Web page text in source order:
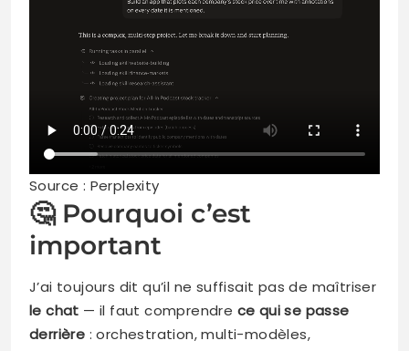
Source : Perplexity
🤔 Pourquoi c’est
important
J’ai toujours dit qu’il ne suffisait pas de maîtriser
le chat — il faut comprendre ce qui se passe
derrière : orchestration, multi-modèles,